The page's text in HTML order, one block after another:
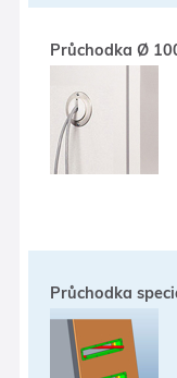
Průchodka Ø
Průchodka